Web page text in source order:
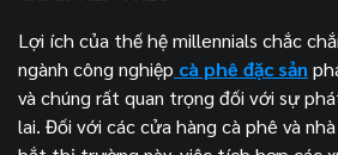
Lợi ích của thế hệ millennials chắc
ngành công nghiệp cà phê đặc sản
và chúng rất quan trọng đối với sự
lai. Đối với các cửa hàng cà phê và